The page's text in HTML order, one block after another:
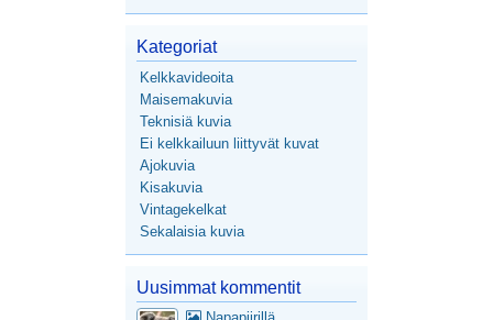
Kategoriat
Kelkkavideoita
Maisemakuvia
Teknisiä kuvia
Ei kelkkailuun liittyvät kuvat
Ajokuvia
Kisakuvia
Vintagekelkat
Sekalaisia kuvia
Uusimmat kommentit